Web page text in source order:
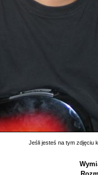
Jeśli jesteś na tym zdjęciu